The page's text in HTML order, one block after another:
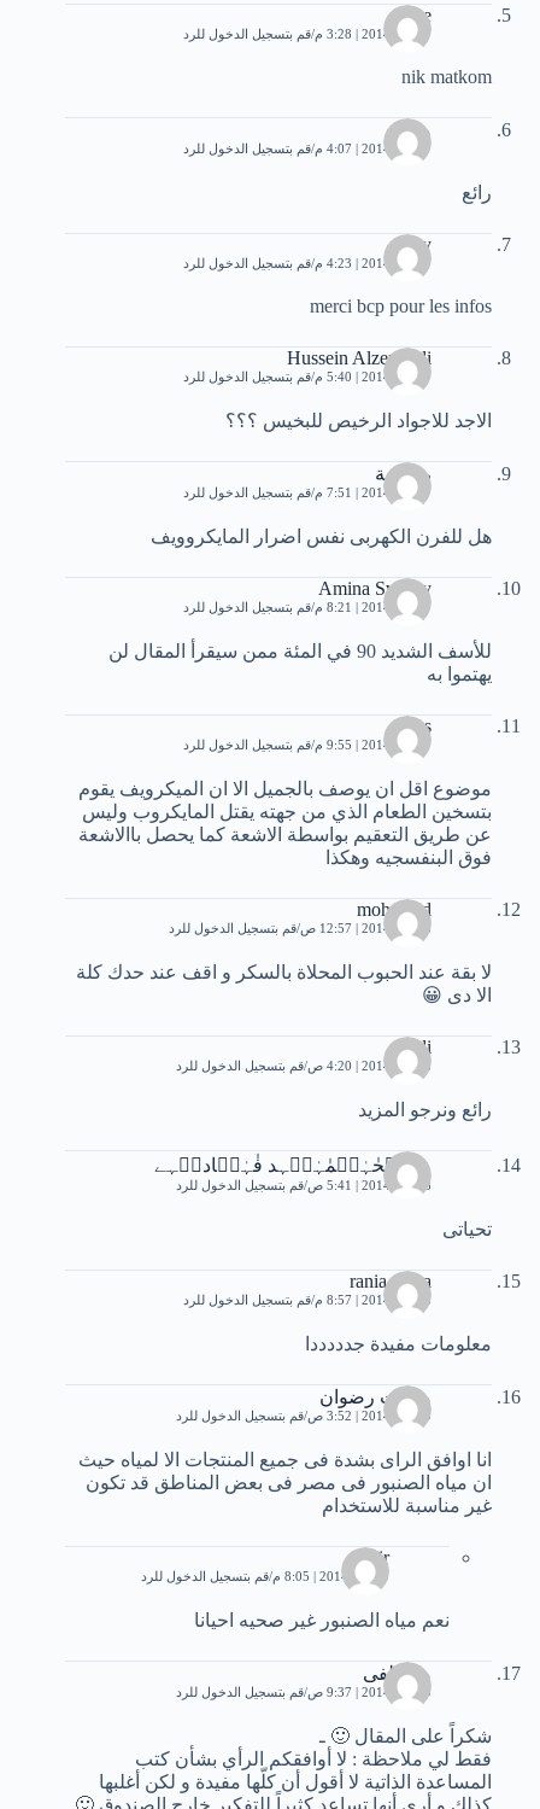
zebe
7 يناير، 2014 | 3:28 م قم بتسجيل الدخول للرد
nik matkom
محمد
7 يناير، 2014 | 4:07 م قم بتسجيل الدخول للرد
رائع
faty
7 يناير، 2014 | 4:23 م قم بتسجيل الدخول للرد
merci bcp pour les infos
Hussein Alzerouali
7 يناير، 2014 | 5:40 م قم بتسجيل الدخول للرد
الاجد للاجواد الرخيص للبخيس ؟؟؟
رموسة
7 يناير، 2014 | 7:51 م قم بتسجيل الدخول للرد
هل للفرن الكهربى نفس اضرار المايكروويف
Amina Sweety
7 يناير، 2014 | 8:21 م قم بتسجيل الدخول للرد
للأسف الشديد 90 في المئة ممن سيقرأ المقال لن
يهتموا به
boss
7 يناير، 2014 | 9:55 م قم بتسجيل الدخول للرد
موضوع اقل ان يوصف بالجميل الا ان الميكرويف يقوم
بتسخين الطعام الذي من جهته يقتل المايكروب وليس
عن طريق التعقيم بواسطة الاشعة كما يحصل باالاشعة
فوق البنفسجيه وهكذا
mohamed
8 يناير، 2014 | 12:57 ص قم بتسجيل الدخول للرد
لا بقة عند الحبوب المحلاة بالسكر و اقف عند حدك كلة
الا دى 😀
shadi
8 يناير، 2014 | 4:20 ص قم بتسجيل الدخول للرد
رائع ونرجو المزيد
مہٰہۗحٰہٰہۗمٰہٰہۗہد فٰہٰہۗادہۗہے
8 يناير، 2014 | 5:41 ص قم بتسجيل الدخول للرد
تحياتى
rania musa
8 يناير، 2014 | 8:57 م قم بتسجيل الدخول للرد
معلومات مفيدة جدددددا
مدحت رضوان
9 يناير، 2014 | 3:52 ص قم بتسجيل الدخول للرد
انا اوافق الراى بشدة فى جميع المنتجات الا لمياه حيث
ان مياه الصنبور فى مصر فى بعض المناطق قد تكون
غير مناسبة للاستخدام
zobir
9 يناير، 2014 | 8:05 م قم بتسجيل الدخول للرد
نعم مياه الصنبور غير صحيه احيانا
مصطفى
9 يناير، 2014 | 9:37 ص قم بتسجيل الدخول للرد
شكراً على المقال 🙂 ـ
فقط لي ملاحظة : لا أوافقكم الرأي بشأن كتب
المساعدة الذاتية لا أقول أن كلّها مفيدة و لكن أغلبها
كذلك و أرى أنها تساعد كثيراً للتفكير خارج الصندوق 🙂